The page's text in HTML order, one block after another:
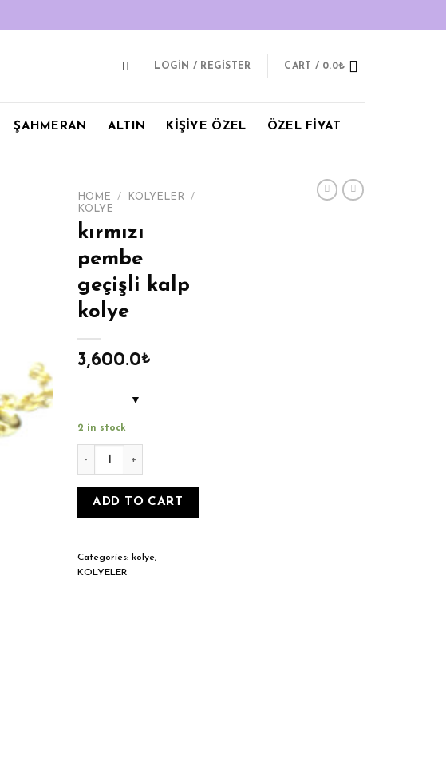
LOGIN / REGISTER CART / 0.0₺
ŞAHMERAN ALTIN KİŞİYE ÖZEL ÖZEL FİYAT
HOME / KOLYELER
/
KOLYE
kırmızı
pembe
geçişli kalp
kolye
3,600.0₺
2 in stock
ADD TO CART
Categories: kolye,
KOLYELER